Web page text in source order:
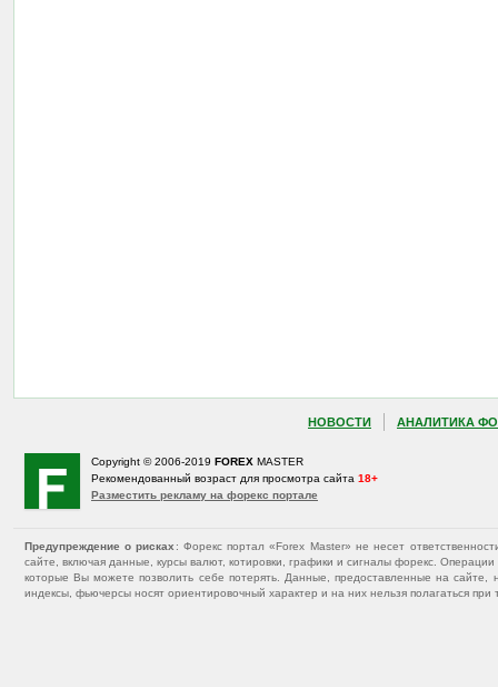
НОВОСТИ АНАЛИТИКА
Copyright © 2006-2019 FOREX MASTER
Рекомендованный возраст для просмотра сайта 18+
Разместить рекламу на форекс портале
Предупреждение о рисках : Форекс портал «Forex Master» не несет
сайте, включая данные, курсы валют, котировки, графики и сигналы форекс.
которые Вы можете позволить себе потерять. Данные, предоставленные на
индексы, фьючерсы носят ориентировочный характер и на них нельзя полагаться при